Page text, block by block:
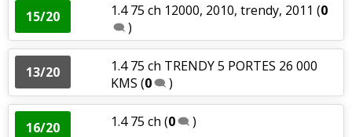
15/20 1.4 75 ch 12000, 2010, trendy, 2011 (0
)
13/20
1.4 75 ch TRENDY 5 PORTES 26 000
KMS (0 )
16/20 1.4 75 ch (0 )